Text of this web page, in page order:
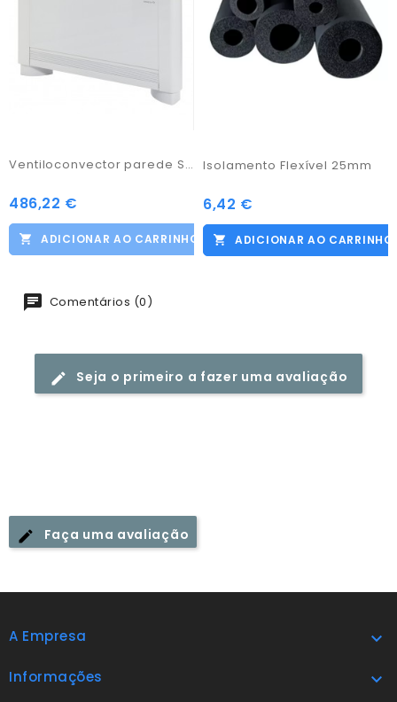
Ventiloconvector parede Silence THIN ESQ
Preço
486,22 €
ADICIONAR AO CARRINHO
Isolamento Flexível 25mm
Preço
6,42 €
ADICIONAR AO CARRINHO
Comentários (0)
Seja o primeiro a fazer uma avaliação
Faça uma avaliação
A Empresa 
Informações 